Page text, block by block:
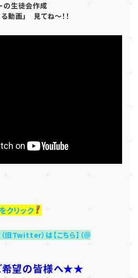
生徒会作成
動画」 見てね～！！
クリック
旧Twitter）は【こちら】（＠
望の皆様へ★★